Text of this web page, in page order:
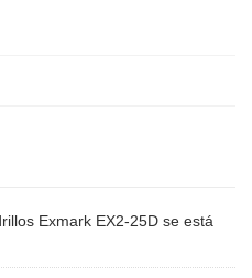
Exmark EX2-25D se está